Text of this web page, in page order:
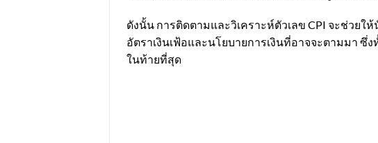
ดังนั้น การติดตามและวิเคราะห์ตัวเลข CPI จะช่วย
อัตราเงินเฟ้อและนโยบายการเงินที่อาจจะตามมา
ในท้ายที่สุด